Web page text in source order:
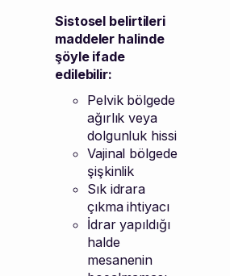
Sistosel belirtileri
maddeler halinde
şöyle ifade
edilebilir:
Pelvik bölgede
ağırlık veya
dolgunluk hissi
Vajinal bölgede
şişkinlik
Sık idrara
çıkma ihtiyacı
İdrar yapıldığı
halde
mesanenin